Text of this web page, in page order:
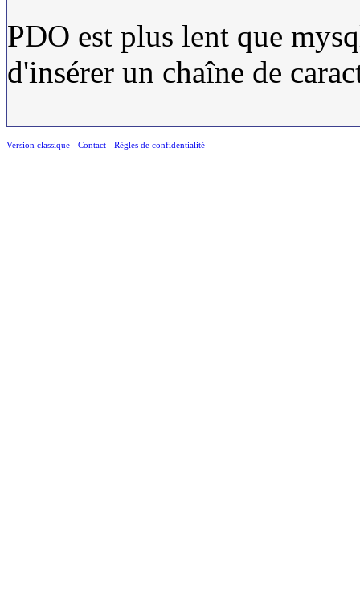
PDO est plus lent que
d'insérer un chaîne de
Version classique - Contact - Règles de confidentialité